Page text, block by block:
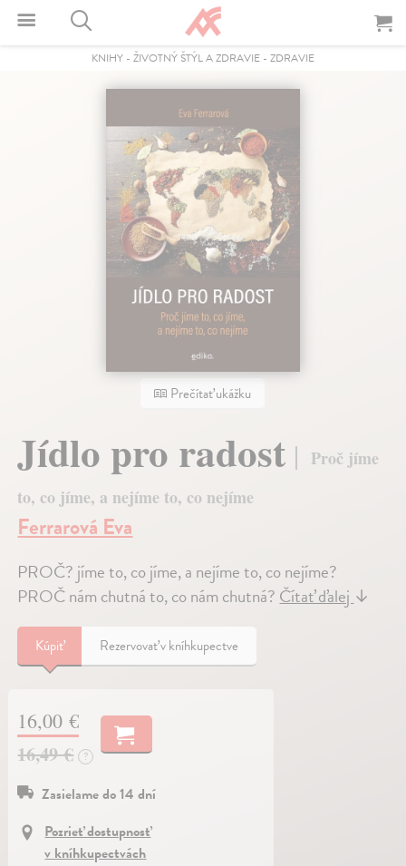
KNIHY - ŽIVOTNÝ ŠTÝL A ZDRAVIE - ZDRAVIE
Prečítať ukážku
Jídlo pro radost
Proč jíme
to, co jíme, a nejíme to, co nejíme
Ferrarová Eva
PROČ? jíme to, co jíme, a nejíme to, co nejíme?
PROČ nám chutná to, co nám chutná?Čítať ďalej↓
Kúpiť Rezervovať v kníhkupectve
16,00 €
16,49 €
?
Zasielame do 14 dní
Pozrieť dostupnosť
v kníhkupectvách